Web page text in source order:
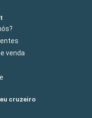
venda
cruzeiro